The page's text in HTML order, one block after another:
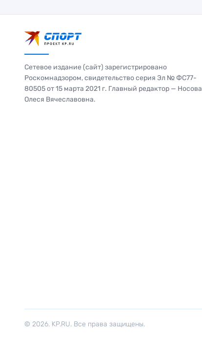
Сетевое издание (сайт) зарегистрировано
Роскомнадзором, свидетельство серия Эл № ФС77-
80505 от 15 марта 2021 г. Главный редактор — Носова
Олеся Вячеславовна.
© 2026. KP.RU. Все права защищены.